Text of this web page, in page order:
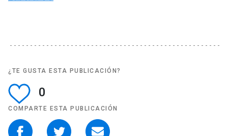
¿TE GUSTA ESTA PUBLICACIÓN?
0
COMPARTE ESTA PUBLICACIÓN